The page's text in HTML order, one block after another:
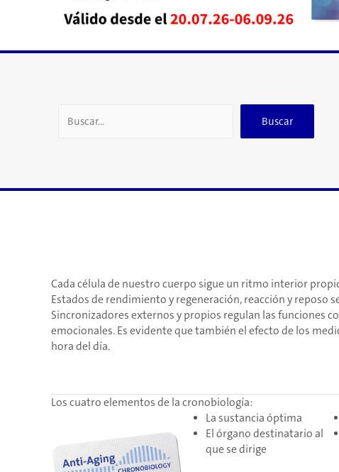
Buscar
Cada célula de nuestro cuerpo sigue un ritmo interior
Estados de rendimiento y regeneración, reacción y reposo
Sincronizadores externos y propios regulan las funcio­nes
emocionales. Es evidente que también el efecto de los
hora del día.
Los cuatro elementos de la cronobiología:
La sustancia óptima
El órgano destinatario al
que se dirige